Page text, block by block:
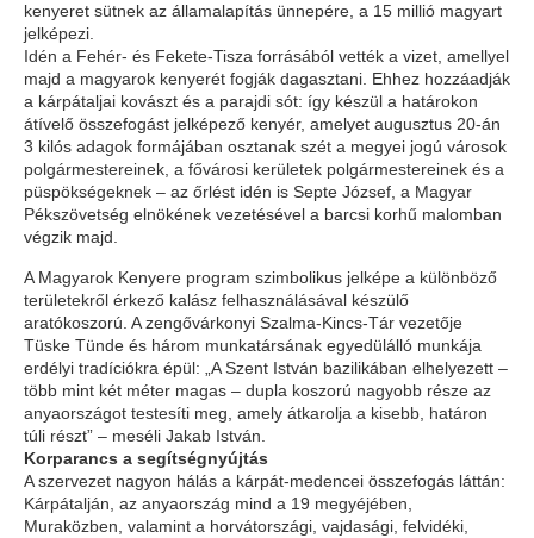
kenyeret sütnek az államalapítás ünnepére, a 15 millió magyart
jelképezi.
Idén a Fehér- és Fekete-Tisza forrásából vették a vizet, amellyel
majd a magyarok kenyerét fogják dagasztani. Ehhez hozzáadják
a kárpátaljai kovászt és a parajdi sót: így készül a határokon
átívelő összefogást jelképező kenyér, amelyet augusztus 20-án
3 kilós adagok formájában osztanak szét a megyei jogú városok
polgármestereinek, a fővárosi kerületek polgármestereinek és a
püspökségeknek – az őrlést idén is Septe József, a Magyar
Pékszövetség elnökének vezetésével a barcsi korhű malomban
végzik majd.
A Magyarok Kenyere program szimbolikus jelképe a különböző
területekről érkező kalász felhasználásával készülő
aratókoszorú. A zengővárkonyi Szalma-Kincs-Tár vezetője
Tüske Tünde és három munkatársának egyedülálló munkája
erdélyi tradíciókra épül: „A Szent István bazilikában elhelyezett –
több mint két méter magas – dupla koszorú nagyobb része az
anyaországot testesíti meg, amely átkarolja a kisebb, határon
túli részt” – meséli Jakab István.
Korparancs a segítségnyújtás
A szervezet nagyon hálás a kárpát-medencei összefogás láttán:
Kárpátalján, az anyaország mind a 19 megyéjében,
Muraközben, valamint a horvátországi, vajdasági, felvidéki,